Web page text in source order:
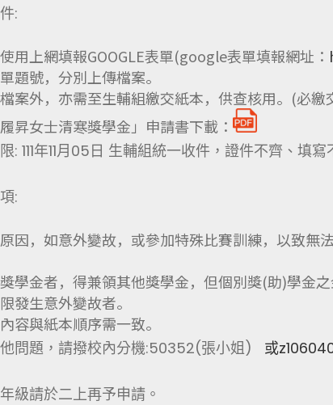
:
用上網填報GOOGLE表單(google表單填報網址：
題號，分別上傳檔案。
案外，亦需至生輔組繳交紙本，供查核用。(必繳
履昇女士清寒獎學金」申請書下載：
: 111年11月05日 生輔組統一收件，證件不齊、填
:
因，如意外變故，或參加特殊比賽訓練，以致無
學金者，得兼領其他獎學金，但個別獎(助)學金
發生意外變故者。
容與紙本順序需一致。
問題，請撥校內分機:50352(張小姐) 或
級請於二上再予申請。